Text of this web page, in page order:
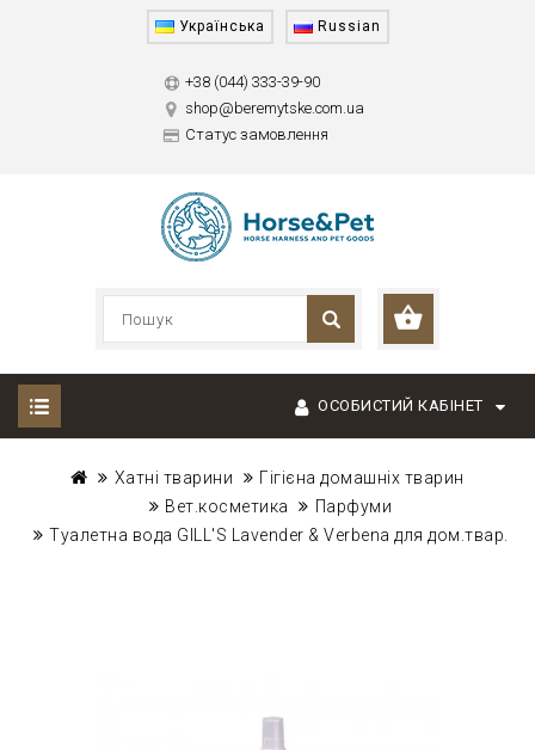
Українська Russian
+38 (044) 333-39-90
shop@beremytske.com.ua
Статус замовлення
ОСОБИСТИЙ КАБІНЕТ
Хатні тварини
Гігієна домашніх тварин
Вет.косметика
Парфуми
Туалетна вода GILL'S Lavender & Verbena для дом.твар.